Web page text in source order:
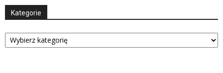
Kategorie
Kategorie